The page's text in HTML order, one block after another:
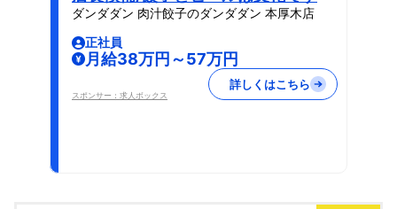
ダンダダン 肉汁餃子のダンダダン 本厚木店
正社員
月給38万円～57万円
スポンサー：求人ボックス
詳しくはこちら